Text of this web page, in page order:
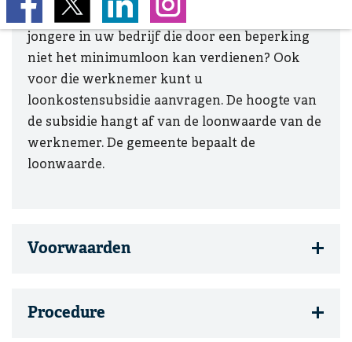
niet volledig inzetbaar zijn. Werkt er een
jongere in uw bedrijf die door een beperking
niet het minimumloon kan verdienen? Ook
voor die werknemer kunt u
loonkostensubsidie aanvragen. De hoogte van
de subsidie hangt af van de loonwaarde van de
werknemer. De gemeente bepaalt de
loonwaarde.
Voorwaarden
Procedure